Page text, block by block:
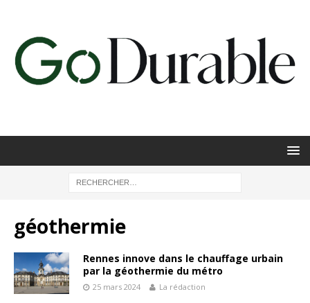
géothermie
Rennes innove dans le chauffage urbain
par la géothermie du métro
25 mars 2024 La rédaction